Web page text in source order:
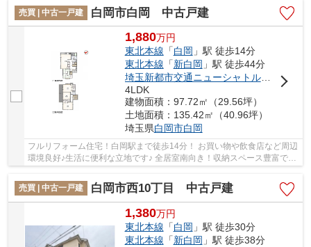
売買 | 中古一戸建
白岡市白岡 中古戸建
1,880万円
東北本線 「白岡 」駅 徒歩14分
東北本線 「新白岡 」駅 徒歩44分
埼玉新都市交通ニューシャトル
「 伊奈中央
4LDK
建物面積：97.72㎡（29.56坪）
土地面積：135.42㎡（40.96坪）
埼玉県白岡市白岡
フルリフォーム住宅！白岡駅まで徒歩14分！ お買い物や飲食店など周辺
環境良好♪生活に便利な立地です♪ 全居室南向き！収納スペース豊富でお
売買 | 中古一戸建
白岡市西10丁目 中古戸建
1,380万円
東北本線 「白岡 」駅 徒歩30分
東北本線 「新白岡 」駅 徒歩38分